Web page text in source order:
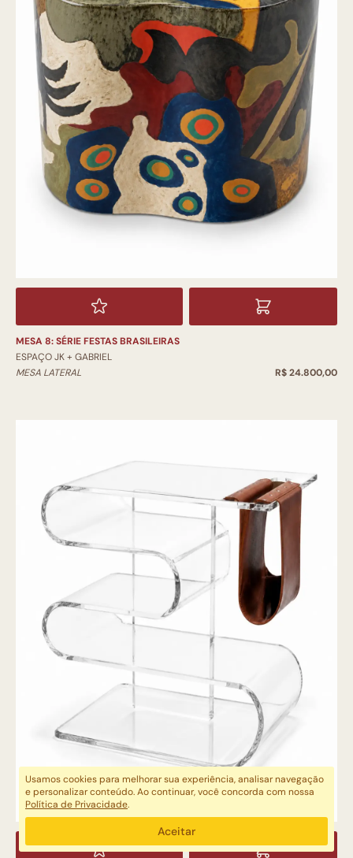
MESA 8: SÉRIE FESTAS BRASILEIRAS
ESPAÇO JK + GABRIEL
MESA LATERAL
R$ 24.800,00
Usamos cookies para melhorar sua experiência, analisar navegação
e personalizar conteúdo. Ao continuar, você concorda com nossa
Política de Privacidade.
Aceitar